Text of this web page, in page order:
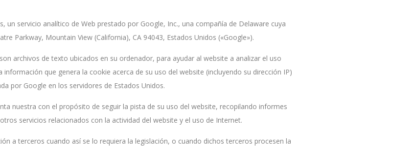
un servicio analítico de Web prestado por Google, Inc., una compañía de Delaware cuya
Parkway, Mountain View (California), CA 94043, Estados Unidos («Google»).
archivos de texto ubicados en su ordenador, para ayudar al website a analizar el uso
información que genera la cookie acerca de su uso del website (incluyendo su dirección IP)
por Google en los servidores de Estados Unidos.
nuestra con el propósito de seguir la pista de su uso del website, recopilando informes
servicios relacionados con la actividad del website y el uso de Internet.
a terceros cuando así se lo requiera la legislación, o cuando dichos terceros procesen la